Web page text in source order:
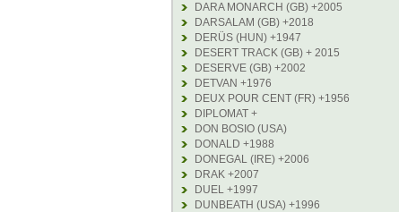
DARA MONARCH (GB) +2005
DARSALAM (GB) +2018
DERÜS (HUN) +1947
DESERT TRACK (GB) + 2015
DESERVE (GB) +2002
DETVAN +1976
DEUX POUR CENT (FR) +1956
DIPLOMAT +
DON BOSIO (USA)
DONALD +1988
DONEGAL (IRE) +2006
DRAK +2007
DUEL +1997
DUNBEATH (USA) +1996